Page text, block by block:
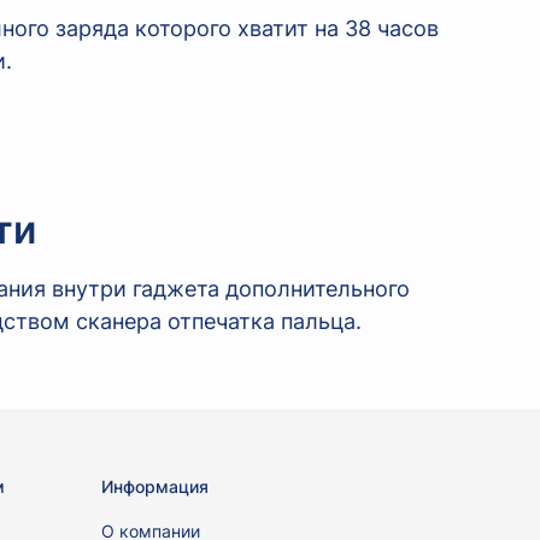
заряда которого хватит на 38 часов
внутри гаджета дополнительного
сканера отпечатка пальца.
Информация
О компании